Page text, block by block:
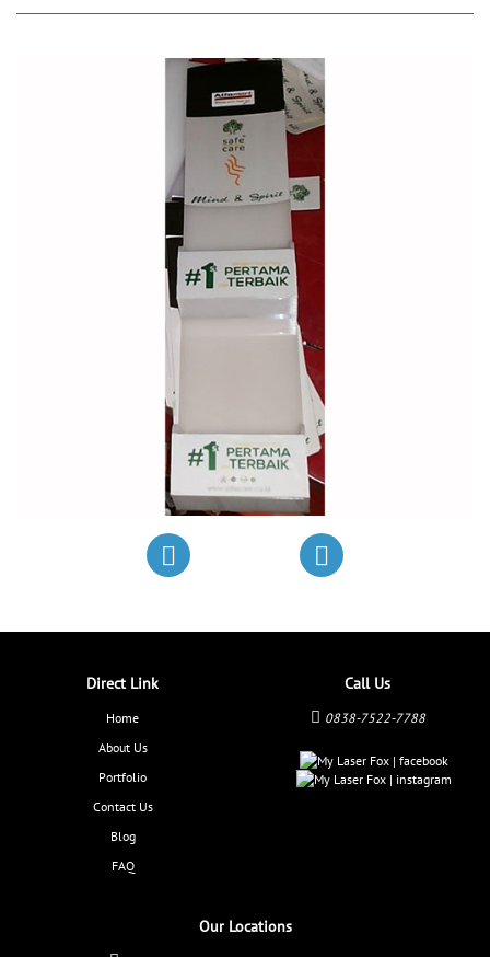
Direct Link
Home
About Us
Portfolio
Contact Us
Blog
FAQ
Call Us
0838-7522-7788
Our Locations